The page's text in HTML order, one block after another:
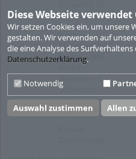
Diese Webseite verwendet
Wir setzen Cookies ein, um unsere
gestalten. Wir verwenden auf
die eine Analyse des
Datenschutzerklärung.
Notwendig
Auswahl zustimmen Allen
sub-pages)
Privacy
Statement
for this ViMP
Website incl.
Sub-pages
Legal notice